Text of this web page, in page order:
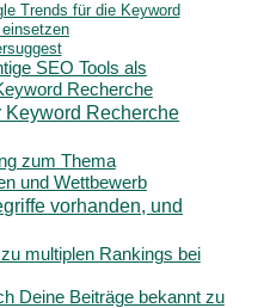
Trends für die Keyword
SEO Tools als
Recherche
Keyword Recherche
zum Thema
und Wettbewerb
vorhanden, und
multiplen Rankings bei
Deine Beiträge bekannt zu